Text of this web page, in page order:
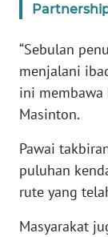
“Sebulan
menjalani
ini membawa
Masinton.
Pawai
puluhan
rute yang
Masyarakat
WN
SULBAR
WN
BABEL
WN